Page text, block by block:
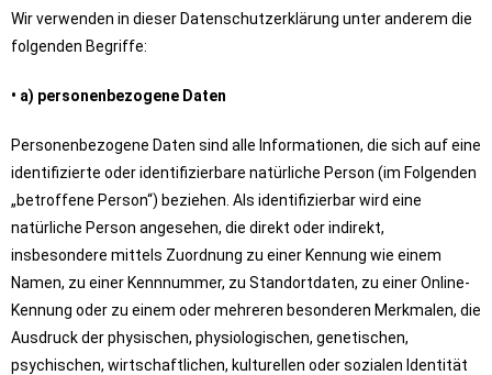
Wir verwenden in dieser Datenschutzerklärung unter anderem die
folgenden Begriffe:
• a) personenbezogene Daten
Personenbezogene Daten sind alle Informationen, die sich auf eine
identifizierte oder identifizierbare natürliche Person (im Folgenden
„betroffene Person“) beziehen. Als identifizierbar wird eine
natürliche Person angesehen, die direkt oder indirekt,
insbesondere mittels Zuordnung zu einer Kennung wie einem
Namen, zu einer Kennnummer, zu Standortdaten, zu einer Online-
Kennung oder zu einem oder mehreren besonderen Merkmalen, die
Ausdruck der physischen, physiologischen, genetischen,
psychischen, wirtschaftlichen, kulturellen oder sozialen Identität